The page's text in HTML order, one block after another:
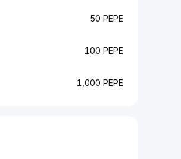
50 PEPE
100 PEPE
1,000 PEPE